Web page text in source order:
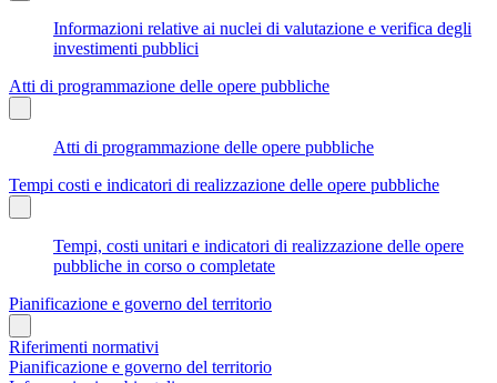
Informazioni relative ai nuclei di valutazione e verifica degli
investimenti pubblici
Atti di programmazione delle opere pubbliche
Atti di programmazione delle opere pubbliche
Tempi costi e indicatori di realizzazione delle opere pubbliche
Tempi, costi unitari e indicatori di realizzazione delle opere
pubbliche in corso o completate
Pianificazione e governo del territorio
Riferimenti normativi
Pianificazione e governo del territorio